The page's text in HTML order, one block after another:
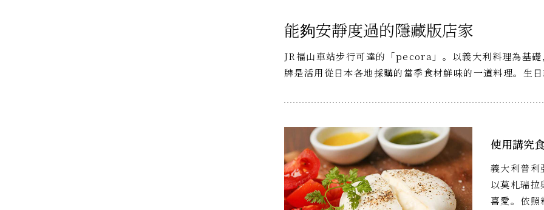
能夠安靜度過的隱藏版店家
JR福山車站步行可達的「pecora」。以義大利料理為基
牌是活用從日本各地採購的當季食材鮮味的一道料理。生
使用講究
義大利普利
以莫札瑞
喜愛。依照